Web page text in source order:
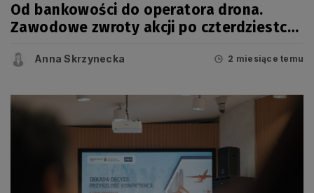
Od bankowości do operatora drona.
Zawodowe zwroty akcji po czterdziestce
Anna Skrzynecka 2 miesiące temu